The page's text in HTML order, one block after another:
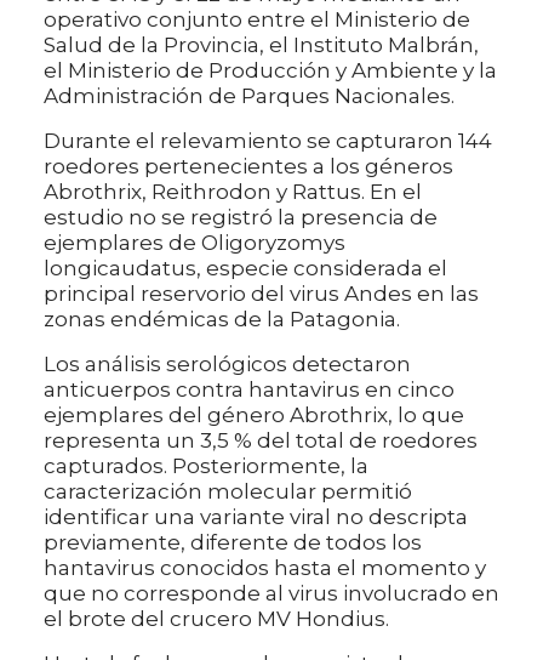
operativo conjunto entre el Ministerio de
Salud de la Provincia, el Instituto Malbrán,
el Ministerio de Producción y Ambiente y la
Administración de Parques Nacionales.
Durante el relevamiento se capturaron 144
roedores pertenecientes a los géneros
Abrothrix, Reithrodon y Rattus. En el
estudio no se registró la presencia de
ejemplares de Oligoryzomys
longicaudatus, especie considerada el
principal reservorio del virus Andes en las
zonas endémicas de la Patagonia.
Los análisis serológicos detectaron
anticuerpos contra hantavirus en cinco
ejemplares del género Abrothrix, lo que
representa un 3,5 % del total de roedores
capturados. Posteriormente, la
caracterización molecular permitió
identificar una variante viral no descripta
previamente, diferente de todos los
hantavirus conocidos hasta el momento y
que no corresponde al virus involucrado en
el brote del crucero MV Hondius.